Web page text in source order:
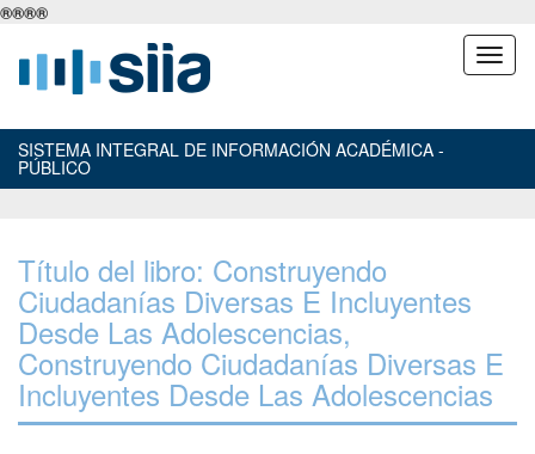
®®®®
SISTEMA INTEGRAL DE INFORMACIÓN ACADÉMICA -
PÚBLICO
Título del libro: Construyendo
Ciudadanías Diversas E Incluyentes
Desde Las Adolescencias,
Construyendo Ciudadanías Diversas E
Incluyentes Desde Las Adolescencias